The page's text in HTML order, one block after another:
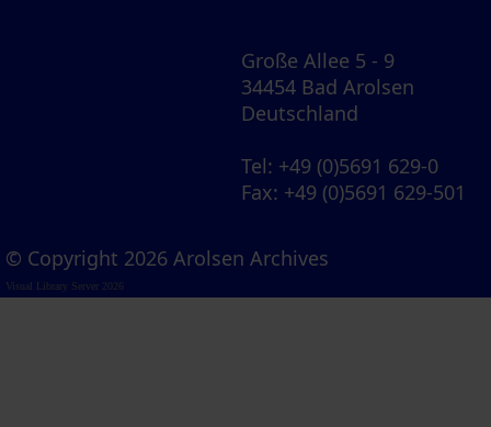
Große Allee 5 - 9
34454 Bad Arolsen
Deutschland
Tel: +49 (0)5691 629-0
Fax: +49 (0)5691 629-501
© Copyright 2026 Arolsen Archives
Visual Library Server 2026